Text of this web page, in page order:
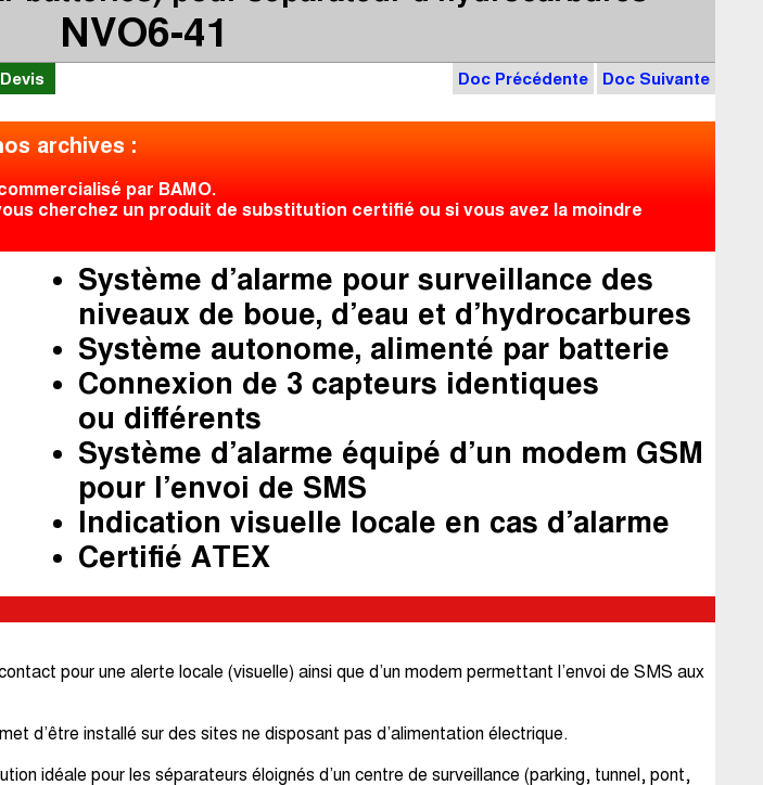
NVO6-41
Doc Précédente Doc Suivante
archives :
par BAMO.
cherchez un produit de substitution certifié ou si vous avez la moindre
Système d’alarme pour surveillance des
niveaux de boue, d’eau et d’hydrocarbures
Système autonome, alimenté par batterie
Connexion de 3 capteurs identiques
ou différents
Système d’alarme équipé d’un modem GSM
pour l’envoi de SMS
Indication visuelle locale en cas d’alarme
Certifié ATEX
pour une alerte locale (visuelle) ainsi que d’un modem permettant l’envoi de SMS aux
d’être installé sur des sites ne disposant pas d’alimentation électrique.
idéale pour les séparateurs éloignés d’un centre de surveillance (parking, tunnel, pont,